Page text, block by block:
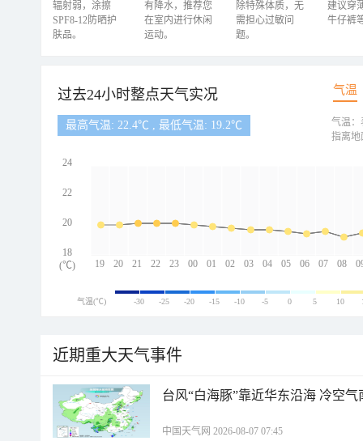
辐射弱，涂擦
SPF8-12防晒护
肤品。
有降水，推荐您
在室内进行休闲
运动。
除特殊体质，无
需担心过敏问
题。
建议穿
牛仔裤
过去24小时整点天气实况 气温
最高气温: 22.4℃ , 最低气温: 19.2℃
19 20 21 22 23 00 01 02 03 04 05 06 07 08
24
22
20
18
(℃)
气温：
指离地
气温(℃) -30 -25 -20 -15 -10 -5 0 5 10
近期重大天气事件
台风“白海豚”靠近华东沿海 冷空
中国天气网 2026-08-07 07:45